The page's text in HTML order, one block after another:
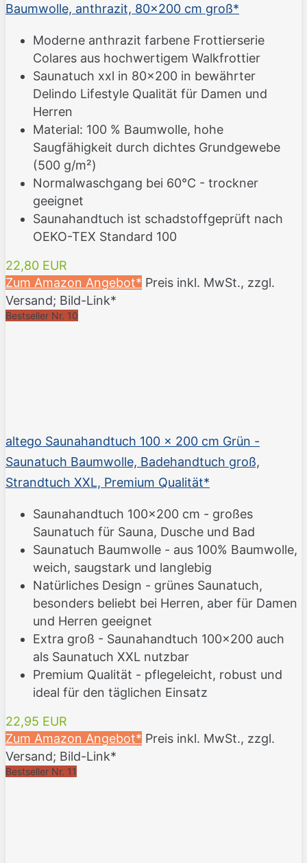
Baumwolle, anthrazit, 80x200 cm groß*
Moderne anthrazit farbene Frottierserie
Colares aus hochwertigem Walkfrottier
Saunatuch xxl in 80x200 in bewährter
Delindo Lifestyle Qualität für Damen und
Herren
Material: 100 % Baumwolle, hohe
Saugfähigkeit durch dichtes Grundgewebe
(500 g/m²)
Normalwaschgang bei 60°C - trockner
geeignet
Saunahandtuch ist schadstoffgeprüft nach
OEKO-TEX Standard 100
22,80 EUR
Zum Amazon Angebot* Preis inkl. MwSt., zzgl.
Versand; Bild-Link*
Bestseller Nr. 10
altego Saunahandtuch 100 x 200 cm Grün -
Saunatuch Baumwolle, Badehandtuch groß,
Strandtuch XXL, Premium Qualität*
Saunahandtuch 100x200 cm - großes
Saunatuch für Sauna, Dusche und Bad
Saunatuch Baumwolle - aus 100% Baumwolle,
weich, saugstark und langlebig
Natürliches Design - grünes Saunatuch,
besonders beliebt bei Herren, aber für Damen
und Herren geeignet
Extra groß - Saunahandtuch 100x200 auch
als Saunatuch XXL nutzbar
Premium Qualität - pflegeleicht, robust und
ideal für den täglichen Einsatz
22,95 EUR
Zum Amazon Angebot* Preis inkl. MwSt., zzgl.
Versand; Bild-Link*
Bestseller Nr. 11